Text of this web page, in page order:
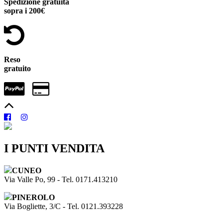
sopra i 200€
Reso
gratuito
I PUNTI VENDITA
CUNEO
Via Valle Po, 99 - Tel. 0171.413210
PINEROLO
Via Bogliette, 3/C - Tel. 0121.393228